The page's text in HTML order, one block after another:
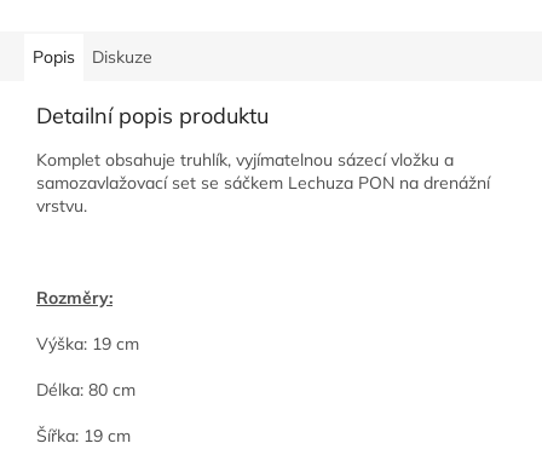
Popis Diskuze
Detailní popis produktu
Komplet obsahuje truhlík, vyjímatelnou sázecí vložku a
samozavlažovací set se sáčkem Lechuza PON na drenážní
vrstvu.
Rozměry:
Výška: 19 cm
Délka: 80 cm
Šířka: 19 cm